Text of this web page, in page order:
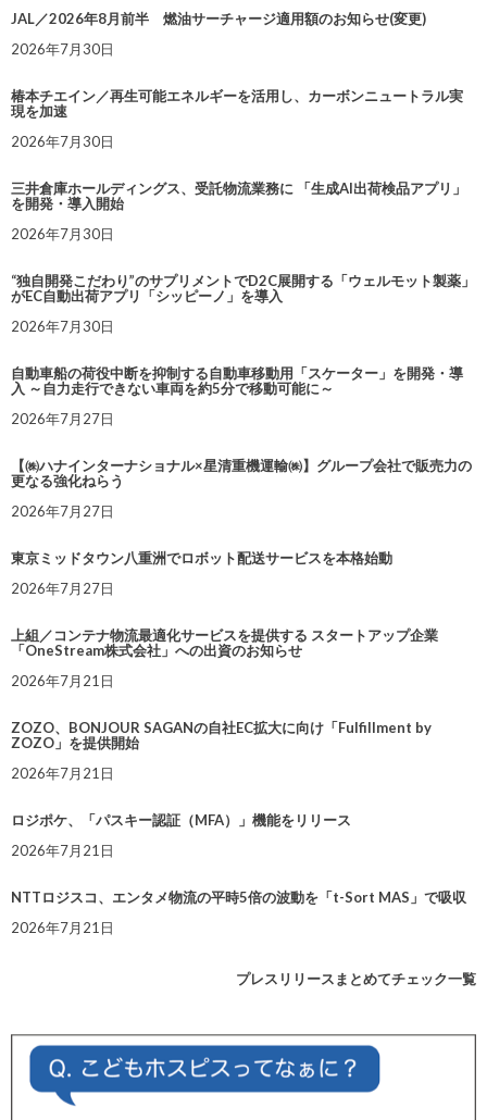
JAL／2026年8月前半 燃油サーチャージ適用額のお知らせ(変更)
2026年7月30日
椿本チエイン／再生可能エネルギーを活用し、カーボンニュートラル実
現を加速
2026年7月30日
三井倉庫ホールディングス、受託物流業務に 「生成AI出荷検品アプリ」
を開発・導入開始
2026年7月30日
“独自開発こだわり”のサプリメントでD2C展開する「ウェルモット製薬」
がEC自動出荷アプリ「シッピーノ」を導入
2026年7月30日
自動車船の荷役中断を抑制する自動車移動用「スケーター」を開発・導
入 ～自力走行できない車両を約5分で移動可能に～
2026年7月27日
【㈱ハナインターナショナル×星清重機運輸㈱】グループ会社で販売力の
更なる強化ねらう
2026年7月27日
東京ミッドタウン八重洲でロボット配送サービスを本格始動
2026年7月27日
上組／コンテナ物流最適化サービスを提供する スタートアップ企業
「OneStream株式会社」への出資のお知らせ
2026年7月21日
ZOZO、BONJOUR SAGANの自社EC拡大に向け「Fulfillment by
ZOZO」を提供開始
2026年7月21日
ロジポケ、「パスキー認証（MFA）」機能をリリース
2026年7月21日
NTTロジスコ、エンタメ物流の平時5倍の波動を「t-Sort MAS」で吸収
2026年7月21日
プレスリリースまとめてチェック一覧